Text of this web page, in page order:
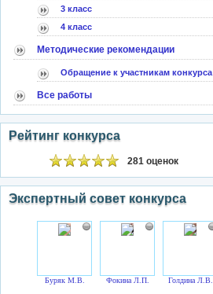
3 класс
4 класс
Методические рекомендации
Обращение к участникам конкурса
Все работы
Рейтинг конкурса
281 оценок
Экспертный совет конкурса
Буряк М.В. Фокина Л.П. Голдина Л.В.